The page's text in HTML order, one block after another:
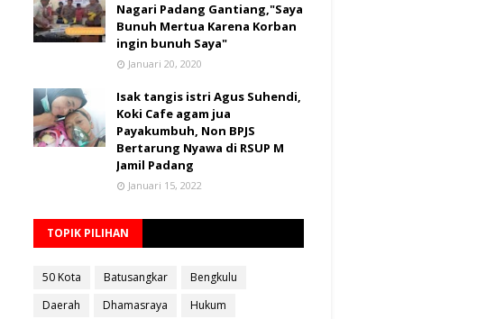
Nagari Padang Gantiang,"Saya
Bunuh Mertua Karena Korban
ingin bunuh Saya"
Januari 20, 2020
Isak tangis istri Agus Suhendi,
Koki Cafe agam jua
Payakumbuh, Non BPJS
Bertarung Nyawa di RSUP M
Jamil Padang
Januari 15, 2022
TOPIK PILIHAN
50 Kota Batusangkar
Bengkulu
Daerah
Dhamasraya Hukum